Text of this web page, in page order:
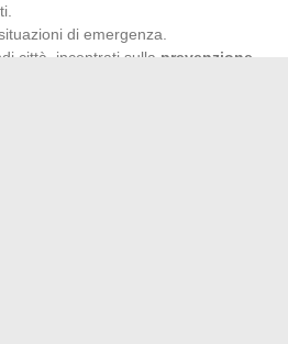
di emergenza.
città, incentrati sulla prevenzione